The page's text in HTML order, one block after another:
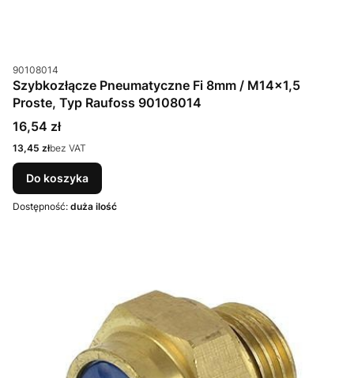
Kod produktu
90108014
Szybkozłącze Pneumatyczne Fi 8mm / M14x1,5
Proste, Typ Raufoss 90108014
Cena
16,54 zł
Cena
13,45 złbez VAT
Do koszyka
Dostępność: duża ilość